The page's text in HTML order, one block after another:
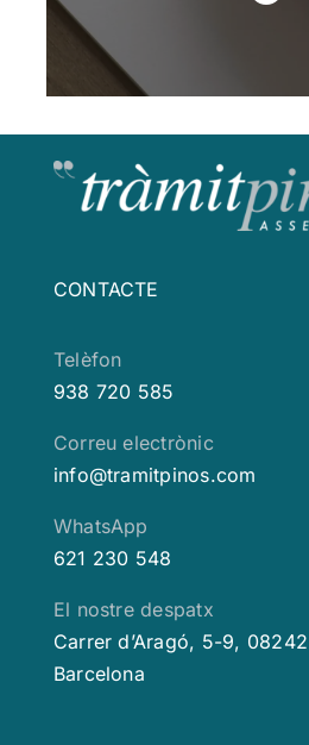
CONTACTE
Telèfon
938 720 585
Correu electrònic
info@tramitpinos.com
WhatsApp
621 230 548
El nostre despatx
Carrer d’Aragó, 5-9,
Barcelona